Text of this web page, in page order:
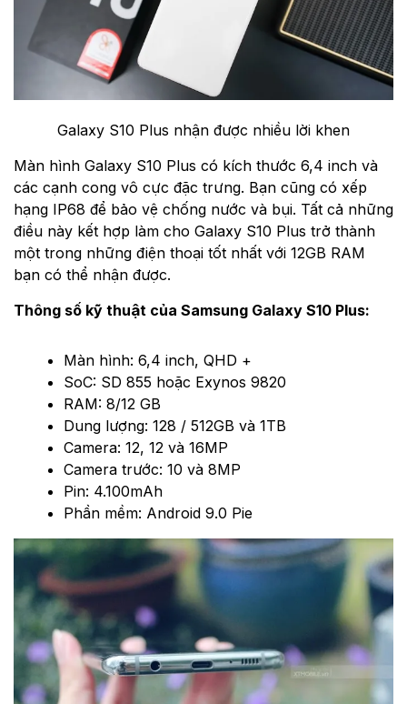
Galaxy S10 Plus nhận được nhiều lời khen
Màn hình Galaxy S10 Plus có kích thước 6,4 inch và
các cạnh cong vô cực đặc trưng. Bạn cũng có xếp
hạng IP68 để bảo vệ chống nước và bụi. Tất cả những
điều này kết hợp làm cho Galaxy S10 Plus trở thành
một trong những điện thoại tốt nhất với 12GB RAM
bạn có thể nhận được.
Thông số kỹ thuật của Samsung Galaxy S10 Plus:
Màn hình: 6,4 inch, QHD +
SoC: SD 855 hoặc Exynos 9820
RAM: 8/12 GB
Dung lượng: 128 / 512GB và 1TB
Camera: 12, 12 và 16MP
Camera trước: 10 và 8MP
Pin: 4.100mAh
Phần mềm: Android 9.0 Pie